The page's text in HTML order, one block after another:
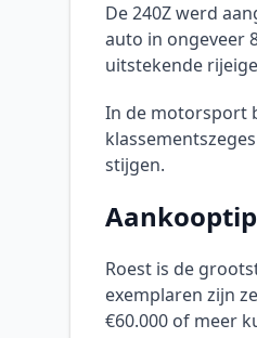
De 240Z werd
auto in ongeveer
uitstekende
In de motorsport
stijgen.
Roest is de
exemplaren zijn
€60.000 of meer